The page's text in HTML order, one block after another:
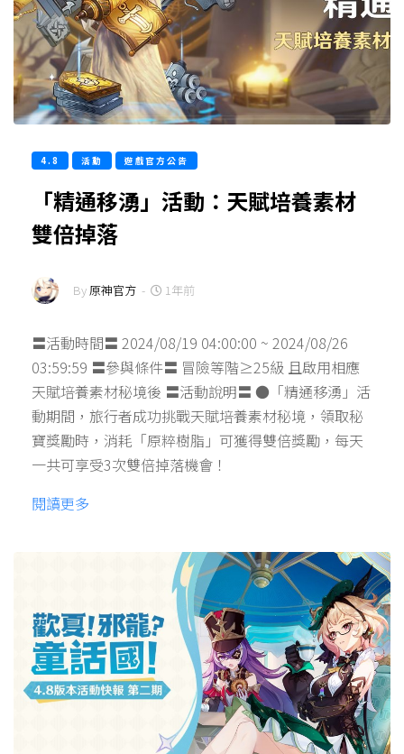
4.8 活動 遊戲官方公告
「精通移湧」活動：天賦培養素材
雙倍掉落
By原神官方 - 1年前
〓活動時間〓 2024/08/19 04:00:00 ~ 2024/08/26
03:59:59 〓參與條件〓 冒險等階≥25級 且啟用相應
天賦培養素材秘境後 〓活動說明〓 ●「精通移湧」活
動期間，旅行者成功挑戰天賦培養素材秘境，領取秘
寶獎勵時，消耗「原粹樹脂」可獲得雙倍獎勵，每天
一共可享受3次雙倍掉落機會！
閱讀更多